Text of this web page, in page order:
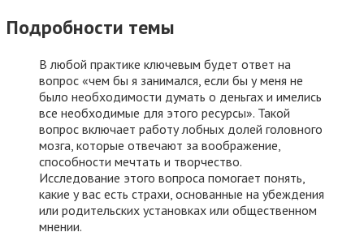
Подробности темы
В любой практике ключевым будет ответ на
вопрос «чем бы я занимался, если бы у меня не
было необходимости думать о деньгах и имелись
все необходимые для этого ресурсы». Такой
вопрос включает работу лобных долей головного
мозга, которые отвечают за воображение,
способности мечтать и творчество.
Исследование этого вопроса помогает понять,
какие у вас есть страхи, основанные на убеждения
или родительских установках или общественном
мнении.